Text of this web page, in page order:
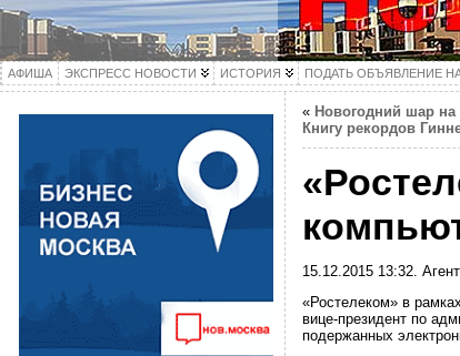
АФИША ЭКСПРЕСС НОВОСТИ ИСТОРИЯ ПОДАТЬ ОБЪЯВЛЕНИЕ
« Новогодний шар
Книгу рекордов
15.12.2015 13:32.
«Ростелеком» в
вице-президент по
подержанных